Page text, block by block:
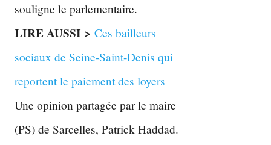
souligne le parlementaire.
LIRE AUSSI > Ces bailleurs
sociaux de Seine-Saint-Denis qui
reportent le paiement des loyers
Une opinion partagée par le maire
(PS) de Sarcelles, Patrick Haddad.